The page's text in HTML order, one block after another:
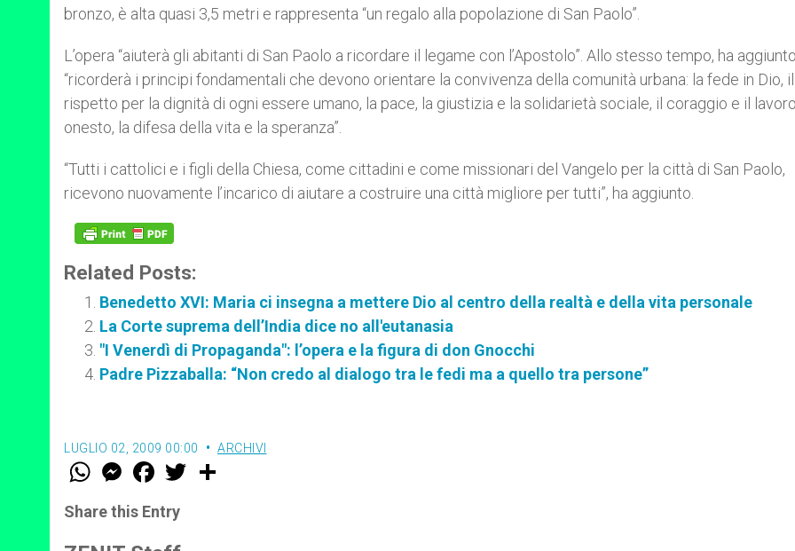
bronzo, è alta quasi 3,5 metri e rappresenta “un regalo alla popolazione di San Paolo”.
L’opera “aiuterà gli abitanti di San Paolo a ricordare il legame con l’Apostolo”. Allo stesso tempo, ha
“ricorderà i principi fondamentali che devono orientare la convivenza della comunità urbana: la fede in Dio, il
rispetto per la dignità di ogni essere umano, la pace, la giustizia e la solidarietà sociale, il coraggio e il lavoro
onesto, la difesa della vita e la speranza”.
“Tutti i cattolici e i figli della Chiesa, come cittadini e come missionari del Vangelo per la città di San Paolo,
ricevono nuovamente l’incarico di aiutare a costruire una città migliore per tutti”, ha aggiunto.
Related Posts:
Benedetto XVI: Maria ci insegna a mettere Dio al centro della realtà e della vita personale
La Corte suprema dell’India dice no all'eutanasia
"I Venerdì di Propaganda": l’opera e la figura di don Gnocchi
Padre Pizzaballa: “Non credo al dialogo tra le fedi ma a quello tra persone”
LUGLIO 02, 2009 00:00 ARCHIVI
W
t
s
M
e
s
e
F
a
e
b
w
Share this Entry